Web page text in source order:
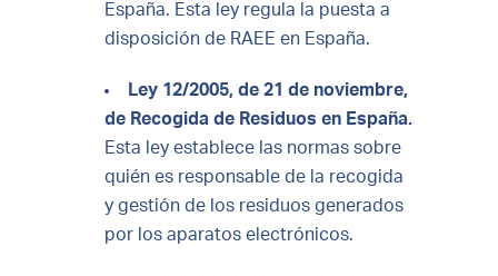
España. Esta ley regula la puesta a
disposición de RAEE en España.
Ley 12/2005, de 21 de noviembre,
de Recogida de Residuos en España.
Esta ley establece las normas sobre
quién es responsable de la recogida
y gestión de los residuos generados
por los aparatos electrónicos.